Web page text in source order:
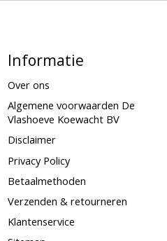
Informatie
Over ons
Algemene voorwaarden De
Vlashoeve Koewacht BV
Disclaimer
Privacy Policy
Betaalmethoden
Verzenden & retourneren
Klantenservice